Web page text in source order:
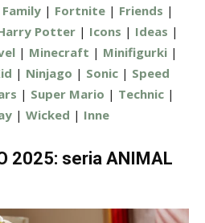
Family | Fortnite | Friends |
Potter| Icons | Ideas |
| Minecraft | Minifigurki |
| Ninjago | Sonic | Speed
| Super Mario | Technic |
| Wicked | Inne
2025: seria ANIMAL